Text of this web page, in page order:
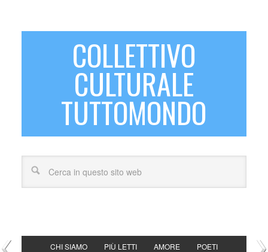
COLLETTIVO
CULTURALE
TUTTOMONDO
CHI SIAMO PIÙ LETTI AMORE POETI